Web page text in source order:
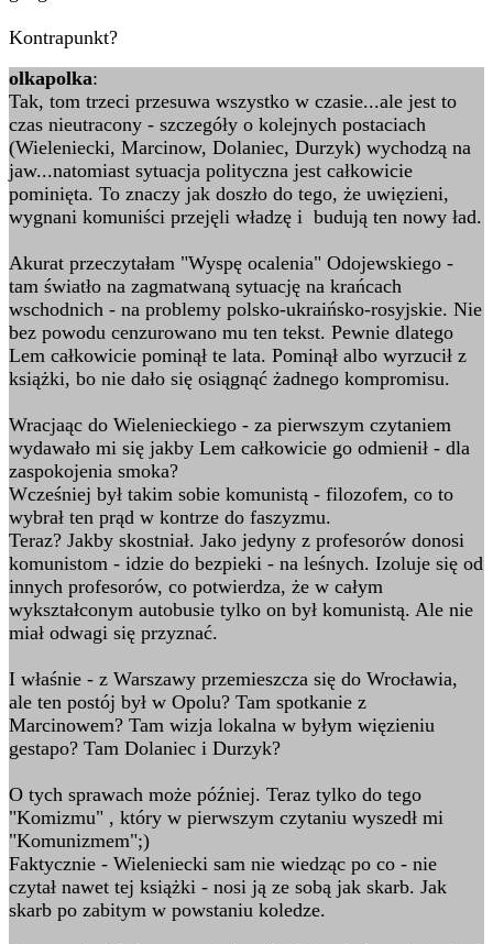
Kontrapunkt?
olkapolka:
Tak, tom trzeci przesuwa wszystko w czasie...ale jest to
czas nieutracony - szczegóły o kolejnych postaciach
(Wieleniecki, Marcinow, Dolaniec, Durzyk) wychodzą na
jaw...natomiast sytuacja polityczna jest całkowicie
pominięta. To znaczy jak doszło do tego, że uwięzieni,
wygnani komuniści przejęli władzę i budują ten nowy ład.
Akurat przeczytałam "Wyspę ocalenia" Odojewskiego -
tam światło na zagmatwaną sytuację na krańcach
wschodnich - na problemy polsko-ukraińsko-rosyjskie. Nie
bez powodu cenzurowano mu ten tekst. Pewnie dlatego
Lem całkowicie pominął te lata. Pominął albo wyrzucił z
książki, bo nie dało się osiągnąć żadnego kompromisu.
Wracjaąc do Wielenieckiego - za pierwszym czytaniem
wydawało mi się jakby Lem całkowicie go odmienił - dla
zaspokojenia smoka?
Wcześniej był takim sobie komunistą - filozofem, co to
wybrał ten prąd w kontrze do faszyzmu.
Teraz? Jakby skostniał. Jako jedyny z profesorów donosi
komunistom - idzie do bezpieki - na leśnych. Izoluje się od
innych profesorów, co potwierdza, że w całym
wykształconym autobusie tylko on był komunistą. Ale nie
miał odwagi się przyznać.
I właśnie - z Warszawy przemieszcza się do Wrocławia,
ale ten postój był w Opolu? Tam spotkanie z
Marcinowem? Tam wizja lokalna w byłym więzieniu
gestapo? Tam Dolaniec i Durzyk?
O tych sprawach może później. Teraz tylko do tego
"Komizmu" , który w pierwszym czytaniu wyszedł mi
"Komunizmem";)
Faktycznie - Wieleniecki sam nie wiedząc po co - nie
czytał nawet tej książki - nosi ją ze sobą jak skarb. Jak
skarb po zabitym w powstaniu koledze.